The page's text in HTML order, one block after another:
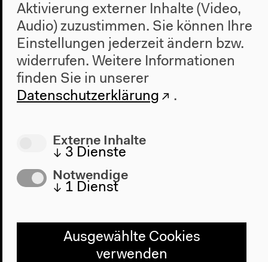
Aktivierung externer Inhalte (Video,
Audio) zuzustimmen. Sie können Ihre
Einstellungen jederzeit ändern bzw.
widerrufen. Weitere Informationen
finden Sie in unserer
Datenschutzerklärung
.
Externe Inhalte
↓ 3 Dienste
Notwendige
↓ 1 Dienst
Ausgewählte Cookies
verwenden